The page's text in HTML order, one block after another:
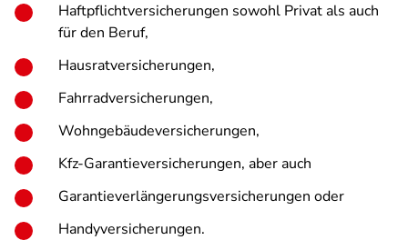
Haftpflichtversicherungen sowohl Privat als auch
für den Beruf,
Hausratversicherungen,
Fahrradversicherungen,
Wohngebäudeversicherungen,
Kfz-Garantieversicherungen, aber auch
Garantieverlängerungsversicherungen oder
Handyversicherungen.